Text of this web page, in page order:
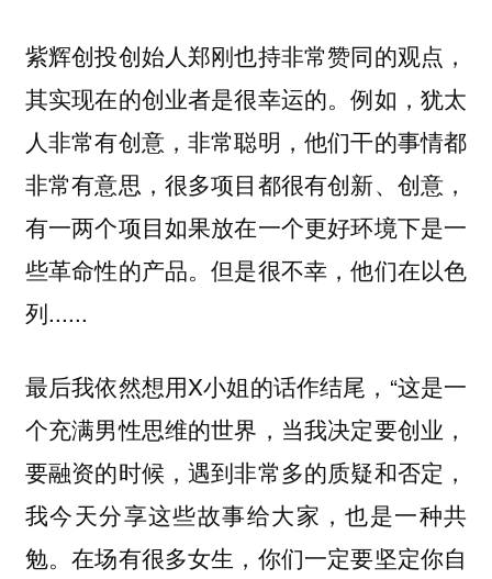
紫辉创投创始人郑刚也持非常赞同的观点，
其实现在的创业者是很幸运的。例如，犹太
人非常有创意，非常聪明，他们干的事情都
非常有意思，很多项目都很有创新、创意，
有一两个项目如果放在一个更好环境下是一
些革命性的产品。但是很不幸，他们在以色
列......
最后我依然想用X小姐的话作结尾，“这是一
个充满男性思维的世界，当我决定要创业，
要融资的时候，遇到非常多的质疑和否定，
我今天分享这些故事给大家，也是一种共
勉。在场有很多女生，你们一定要坚定你自